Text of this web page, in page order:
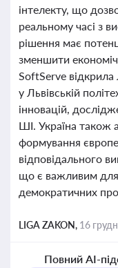
інтелекту, що
реальному часі з
рішення має
зменшити
SoftServe відкрила
у Львівській
інновацій,
ШІ. Україна також
формування
відповідального
що є важливим для
демократичних
LIGA ZAKON, 16
Повний AI-